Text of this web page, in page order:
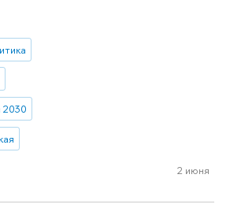
2030
2 июня